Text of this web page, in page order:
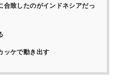
合致したのがインドネシアだっ
ッケで動き出す